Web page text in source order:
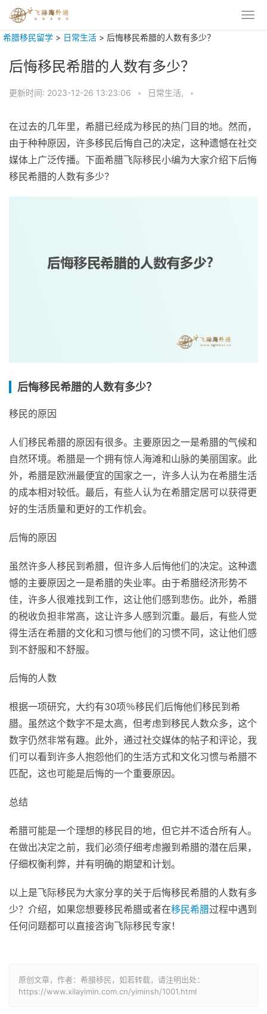
希腊移民留学 > 日常生活 > 后悔移民希腊的人数有多少？
后悔移民希腊的人数有多少？
更新时间: 2023-12-26 13:23:06 • 日常生活, •
在过去的几年里，希腊已经成为移民的热门目的地。然而，
由于种种原因，许多移民后悔自己的决定，这种遗憾在社交
媒体上广泛传播。下面希腊飞际移民小编为大家介绍下后悔
移民希腊的人数有多少？
后悔移民希腊的人数有多少？
移民的原因
人们移民希腊的原因有很多。主要原因之一是希腊的气候和
自然环境。希腊是一个拥有惊人海滩和山脉的美丽国家。此
外，希腊是欧洲最便宜的国家之一，许多人认为在希腊生活
的成本相对较低。最后，有些人认为在希腊定居可以获得更
好的生活质量和更好的工作机会。
后悔的原因
虽然许多人移民到希腊，但许多人后悔他们的决定。这种遗
憾的主要原因之一是希腊的失业率。由于希腊经济形势不
佳，许多人很难找到工作，这让他们感到悲伤。此外，希腊
的税收负担非常高，这让许多人感到沉重。最后，有些人觉
得生活在希腊的文化和习惯与他们的习惯不同，这让他们感
到不舒服和不舒服。
后悔的人数
根据一项研究，大约有30项％移民们后悔他们移民到希
腊。虽然这个数字不是太高，但考虑到移民人数众多，这个
数字仍然非常有趣。此外，通过社交媒体的帖子和评论，我
们可以看到许多人抱怨他们的生活方式和文化习惯与希腊不
匹配，这也可能是后悔的一个重要原因。
总结
希腊可能是一个理想的移民目的地，但它并不适合所有人。
在做出决定之前，我们必须仔细考虑搬到希腊的潜在后果，
仔细权衡利弊，并有明确的期望和计划。
以上是飞际移民为大家分享的关于后悔移民希腊的人数有多
少？介绍，如果您想要移民希腊或者在移民希腊过程中遇到
任何问题都可以直接咨询飞际移民专家！
原创文章，作者：希腊移民，如若转载，请注明出处：
https://www.xilayimin.com.cn/yiminsh/1001.html